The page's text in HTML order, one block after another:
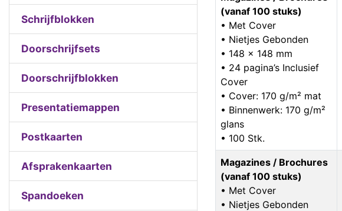
Schrijfblokken
Doorschrijfsets
Doorschrijfblokken
Presentatiemappen
Postkaarten
Afsprakenkaarten
Spandoeken
(vanaf 100 stuks)
• Met Cover
• Nietjes Gebonden
• 148 x 148 mm
• 24 pagina’s Inclusief
Cover
• Cover: 170 g/m² mat
• Binnenwerk: 170 g/m²
glans
• 100 Stk.
Magazines / Brochures
(vanaf 100 stuks)
• Met Cover
• Nietjes Gebonden